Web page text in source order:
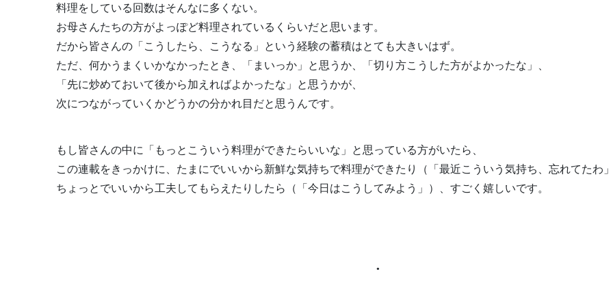
料理をしている回数はそんなに多くない。
お母さんたちの方がよっぽど料理されているくらいだと思います。
だから皆さんの「こうしたら、こうなる」という経験の蓄積はとても大きいはず。
ただ、何かうまくいかなかったとき、「まいっか」と思うか、「切り方こうした方がよかったな」、
「先に炒めておいて後から加えればよかったな」と思うかが、
次につながっていくかどうかの分かれ目だと思うんです。
もし皆さんの中に「もっとこういう料理ができたらいいな」と思っている方がいたら、
この連載をきっかけに、たまにでいいから新鮮な気持ちで料理ができたり（「最近こういう気持ち、忘れてたわ
ちょっとでいいから工夫してもらえたりしたら（「今日はこうしてみよう」）、すごく嬉しいです。
●